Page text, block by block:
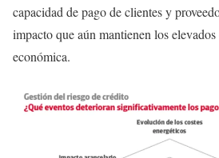
capacidad de pago de clientes y
impacto que aún mantienen los
económica.